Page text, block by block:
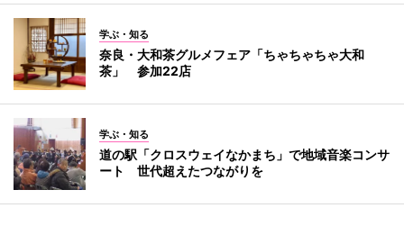
学ぶ・知る
奈良・大和茶グルメフェア「ちゃちゃちゃ大和
茶」 参加22店
学ぶ・知る
道の駅「クロスウェイなかまち」で地域音楽コンサ
ート 世代超えたつながりを